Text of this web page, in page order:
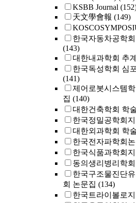
KSBB Journal
天文學會報 (149)
한국자동차공학
(143)
대한내과학회 추
한국독성학회 심
(141)
제어로봇시스템
집 (140)
대한건축학회 학
한국정밀공학회지
대한외과학회 학
한국전자파학회논
한국식품과학회지
동의생리병리학회
한국구조물진단
회 논문집 (134)
한국트라이볼로